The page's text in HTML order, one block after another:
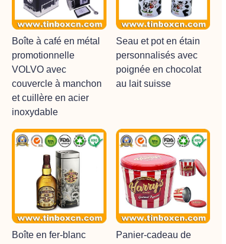
Boîte à café en métal
promotionnelle
VOLVO avec
couvercle à manchon
et cuillère en acier
inoxydable
Seau et pot en étain
personnalisés avec
poignée en chocolat
au lait suisse
Boîte en fer-blanc
Panier-cadeau de